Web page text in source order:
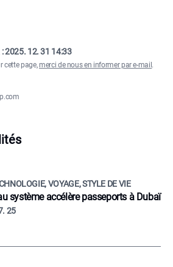
:2025. 12. 31 14:33
cette page,merci de nous en informer par e-mail .
VOYAGE, STYLE DE VIE
système accélère passeports à Dubaï
25